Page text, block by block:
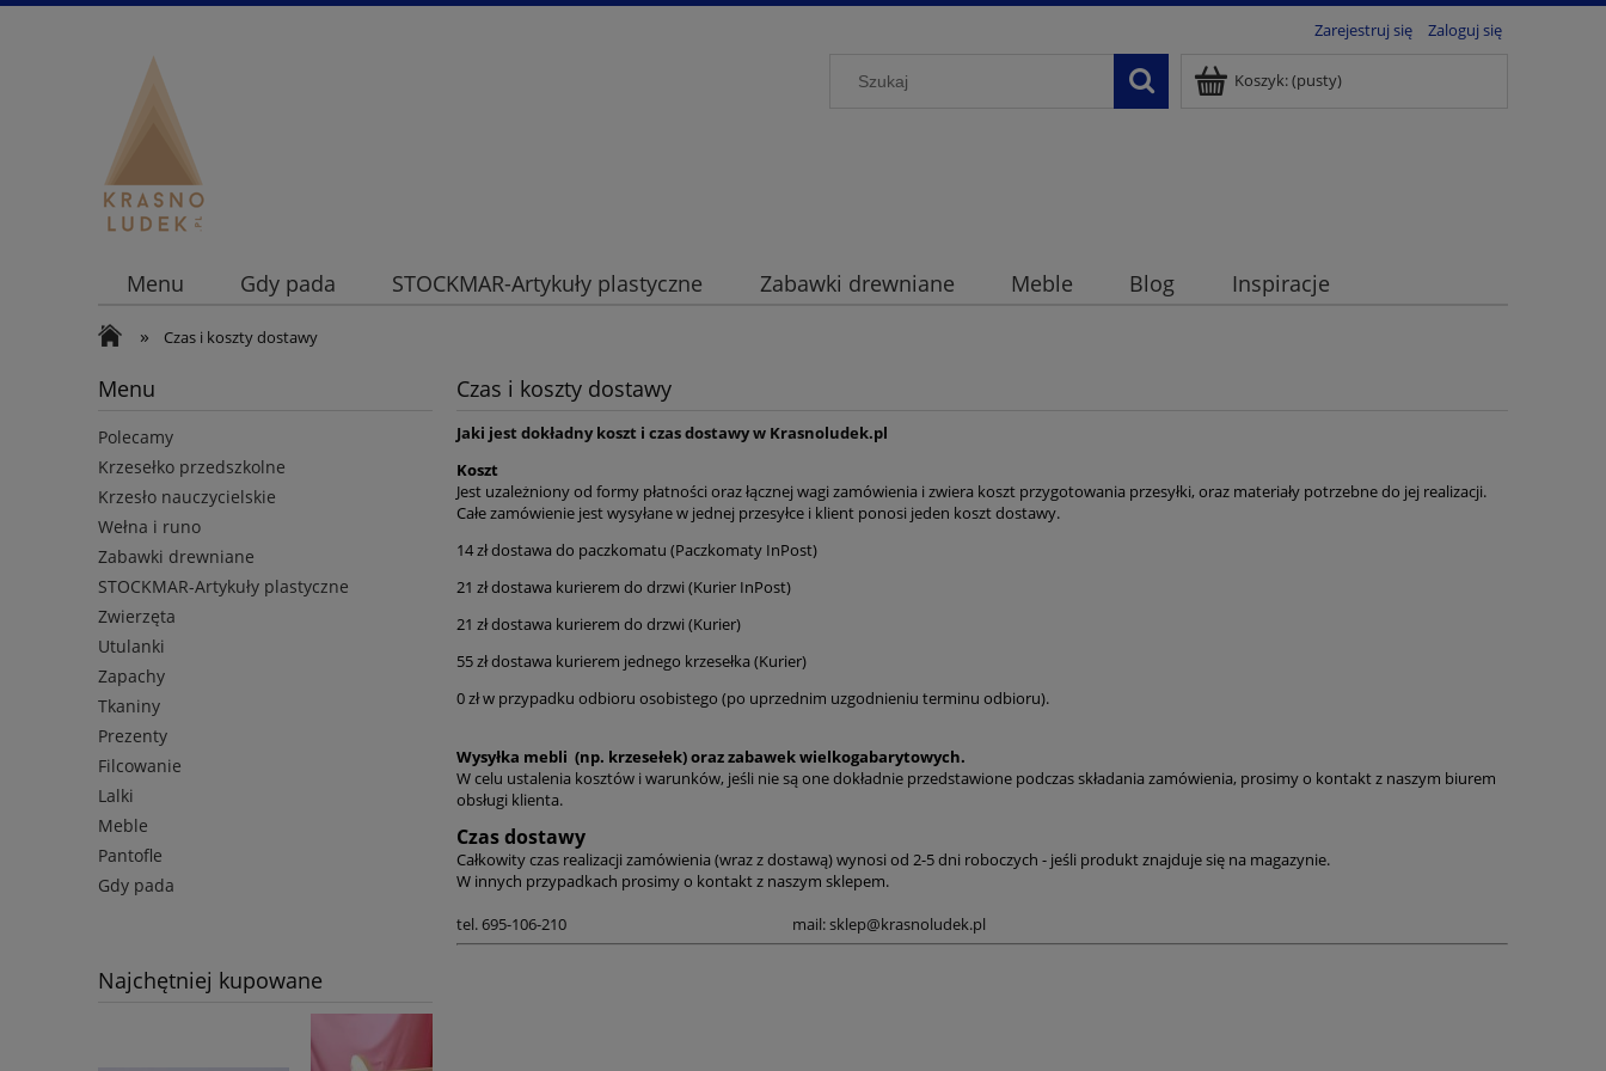
Zarejestruj się Zaloguj się
Koszyk:(pusty)
Menu Gdy pada STOCKMAR-Artykuły plastyczne Zabawki drewniane Meble Blog Inspiracje
» Czas i koszty dostawy
Menu
Polecamy
Krzesełko przedszkolne
Krzesło nauczycielskie
Wełna i runo
Zabawki drewniane
STOCKMAR-Artykuły plastyczne
Zwierzęta
Utulanki
Zapachy
Tkaniny
Prezenty
Filcowanie
Lalki
Meble
Pantofle
Gdy pada
Najchętniej kupowane
Czas i koszty dostawy
Jaki jest dokładny koszt i czas dostawy w Krasnoludek.pl
Koszt
Jest uzależniony od formy płatności oraz łącznej wagi zamówienia i zwiera koszt przygotowania przesyłki, oraz materiały potrzebne do jej realizacji.
Całe zamówienie jest wysyłane w jednej przesyłce i klient ponosi jeden koszt dostawy.
14 zł dostawa do paczkomatu (Paczkomaty InPost)
21 zł dostawa kurierem do drzwi (Kurier InPost)
21 zł dostawa kurierem do drzwi (Kurier)
55 zł dostawa kurierem jednego krzesełka (Kurier)
0 zł w przypadku odbioru osobistego (po uprzednim uzgodnieniu terminu odbioru).
Wysyłka mebli (np. krzesełek) oraz zabawek wielkogabarytowych.
W celu ustalenia kosztów i warunków, jeśli nie są one dokładnie przedstawione podczas składania zamówienia, prosimy o kontakt z naszym biurem
obsługi klienta.
Czas dostawy
Całkowity czas realizacji zamówienia (wraz z dostawą) wynosi od 2-5 dni roboczych - jeśli produkt znajduje się na magazynie.
W innych przypadkach prosimy o kontakt z naszym sklepem.
tel. 695-106-210 mail: sklep@krasnoludek.pl